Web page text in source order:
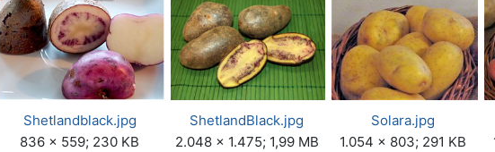
Shetlandblack.jpg
836 × 559; 230 KB
ShetlandBlack.jpg
2.048 × 1.475; 1,99 MB
Solara.jpg
1.054 × 803; 291 KB